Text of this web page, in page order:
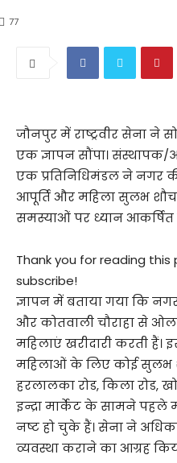
77
जौनपुर में राष्ट्रवीर सेना ने
एक ज्ञापन सौंपा।
एक प्रतिनिधिमंडल ने नगर
आपूर्ति और महिला सुलभ
समस्याओं पर ध्यान आकर्षित
Thank you for reading
subscribe!
ज्ञापन में बताया गया कि
और कोतवाली चौराहा से
महिलाएं खरीदारी करती हैं।
महिलाओं के लिए कोई सुलभ
हरलालका रोड, किला रोड,
इन्द्रा मार्केट के सामने
नष्ट हो चुके हैं। सेना ने
व्यवस्था कराने का आग्रह